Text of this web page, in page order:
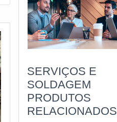
SERVIÇOS E
SOLDAGEM
PRODUTOS
RELACIONADOS